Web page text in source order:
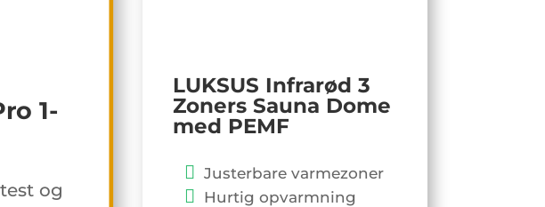
1-
og
LUKSUS Infrarød 3
Zoners Sauna Dome
med PEMF
Justerbare varmezoner
Hurtig opvarmning